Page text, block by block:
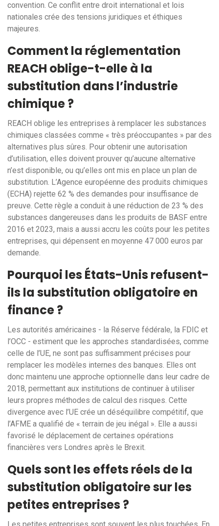
convention. Ce conflit entre droit international et lois
nationales crée des tensions juridiques et éthiques
majeures.
Comment la réglementation
REACH oblige-t-elle à la
substitution dans l’industrie
chimique ?
REACH oblige les entreprises à remplacer les substances
chimiques classées comme « très préoccupantes » par des
alternatives plus sûres. Pour obtenir une autorisation
d’utilisation, elles doivent prouver qu’aucune alternative
n’est disponible, ou qu’elles ont mis en place un plan de
substitution. L’Agence européenne des produits chimiques
(ECHA) rejette 62 % des demandes pour insuffisance de
preuve. Cette règle a conduit à une réduction de 23 % des
substances dangereuses dans les produits de BASF entre
2016 et 2023, mais a aussi accru les coûts pour les petites
entreprises, qui dépensent en moyenne 47 000 euros par
demande.
Pourquoi les États-Unis refusent-
ils la substitution obligatoire en
finance ?
Les autorités américaines - la Réserve fédérale, la FDIC et
l’OCC - estiment que les approches standardisées, comme
celle de l’UE, ne sont pas suffisamment précises pour
remplacer les modèles internes des banques. Elles ont
donc maintenu une approche optionnelle dans leur cadre de
2018, permettant aux institutions de continuer à utiliser
leurs propres méthodes de calcul des risques. Cette
divergence avec l’UE crée un déséquilibre compétitif, que
l’AFME a qualifié de « terrain de jeu inégal ». Elle a aussi
favorisé le déplacement de certaines opérations
financières vers Londres après le Brexit.
Quels sont les effets réels de la
substitution obligatoire sur les
petites entreprises ?